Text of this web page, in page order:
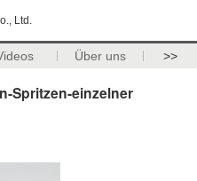
Ltd.
Über uns >>
Spritzen-einzelner